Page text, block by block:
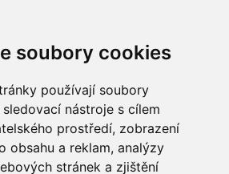
soubory cookies
používají soubory
nástroje s cílem
prostředí, zobrazení
obsahu a reklam, analýzy
stránek a zjištění